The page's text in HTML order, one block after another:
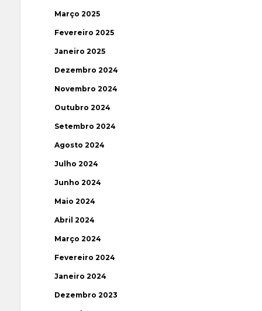
Março 2025
Fevereiro 2025
Janeiro 2025
Dezembro 2024
Novembro 2024
Outubro 2024
Setembro 2024
Agosto 2024
Julho 2024
Junho 2024
Maio 2024
Abril 2024
Março 2024
Fevereiro 2024
Janeiro 2024
Dezembro 2023